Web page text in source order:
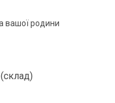
вашої родини